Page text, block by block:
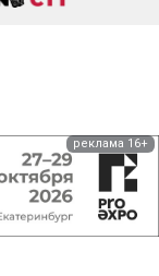
реклама 16+